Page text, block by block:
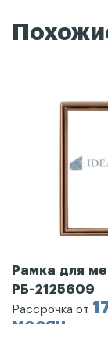
Рамка для
РБ-2125609
Рассрочка от
месяц